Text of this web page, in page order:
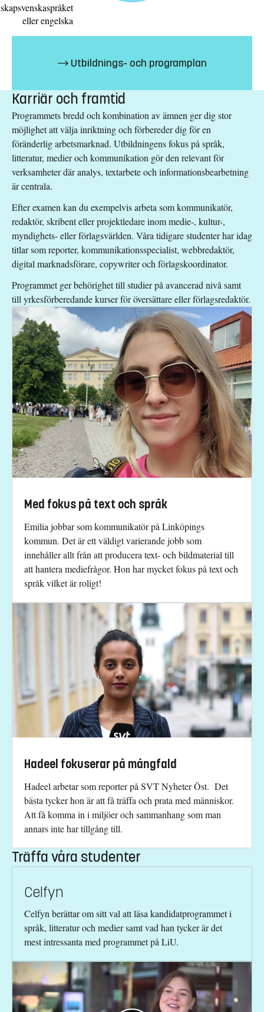
eller engelska
Value
Grundkurser i
litteraturvetenskap
svenska språket
och engelska
Fördjupningskurser
i litteraturvetenskap
svenska språket
eller engelska
Mediekompetens i
teori och praktik
15
Utlandsstudier och
eller praktik
10
Utbildnings- och programplan
Karriär och framtid
Programmets bredd och kombination av ämnen ger dig stor
möjlighet att välja inriktning och förbereder dig för en
föränderlig arbetsmarknad. Utbildningens fokus på språk,
litteratur, medier och kommunikation gör den relevant för
verksamheter där analys, textarbete och informationsbearbetning
är centrala.
Efter examen kan du exempelvis arbeta som kommunikatör,
redaktör, skribent eller projektledare inom medie-, kultur-,
myndighets- eller förlagsvärlden. Våra tidigare studenter har idag
titlar som reporter, kommunikationsspecialist, webbredaktör,
digital marknadsförare, copywriter och förlagskoordinator.
Programmet ger behörighet till studier på avancerad nivå samt
till yrkesförberedande kurser för översättare eller förlagsredaktör.
Med fokus på text och språk
Emilia jobbar som kommunikatör på Linköpings
kommun. Det är ett väldigt varierande jobb som
innehåller allt från att producera text- och bildmaterial till
att hantera mediefrågor. Hon har mycket fokus på text och
språk vilket är roligt!
Hadeel fokuserar på mångfald
Hadeel arbetar som reporter på SVT Nyheter Öst. Det
bästa tycker hon är att få träffa och prata med människor.
Att få komma in i miljöer och sammanhang som man
annars inte har tillgång till.
Träffa våra studenter
Celfyn
Celfyn berättar om sitt val att läsa kandidatprogrammet i
språk, litteratur och medier samt vad han tycker är det
mest intressanta med programmet på LiU.